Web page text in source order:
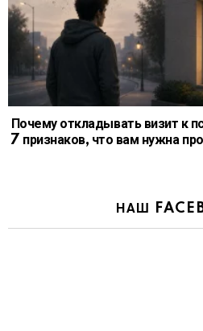
Почему откладывать визит к
7 признаков, что вам нужна
НАШ